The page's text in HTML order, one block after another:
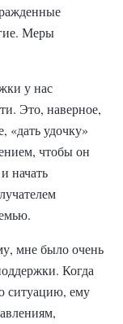
Меры
у нас
Это, наверное,
«дать удочку»
чтобы он
начать
мне было очень
Когда
ситуацию, ему